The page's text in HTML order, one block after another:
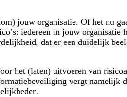
jouw organisatie. Of het nu
iedereen in jouw organisatie
dat er een duidelijk
het (laten) uitvoeren van
vergt namelijk